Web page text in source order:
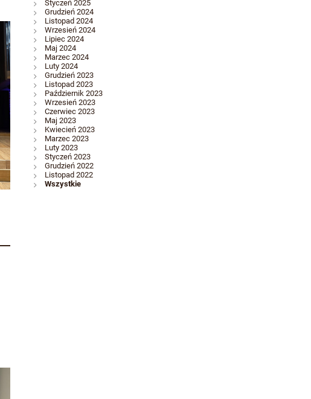
Styczeń 2025
Grudzień 2024
Listopad 2024
Wrzesień 2024
Lipiec 2024
Maj 2024
Marzec 2024
Luty 2024
Grudzień 2023
Listopad 2023
Październik 2023
Wrzesień 2023
Czerwiec 2023
Maj 2023
Kwiecień 2023
Marzec 2023
Luty 2023
Styczeń 2023
Grudzień 2022
Listopad 2022
Wszystkie